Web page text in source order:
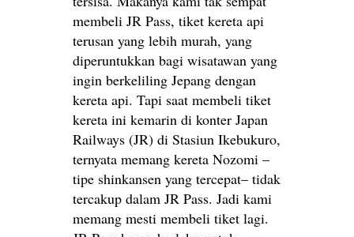
membeli JR Pass, tiket kereta api
terusan yang lebih murah, yang
diperuntukkan bagi wisatawan yang
ingin berkeliling Jepang dengan
kereta api. Tapi saat membeli tiket
kereta ini kemarin di konter Japan
Railways (JR) di Stasiun Ikebukuro,
ternyata memang kereta Nozomi –
tipe shinkansen yang tercepat– tidak
tercakup dalam JR Pass. Jadi kami
memang mesti membeli tiket lagi.